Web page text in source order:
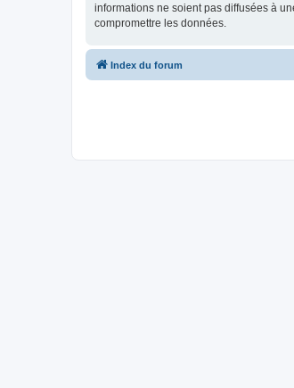
informations ne soient pas diffusées à
compromettre les données.
Index du forum